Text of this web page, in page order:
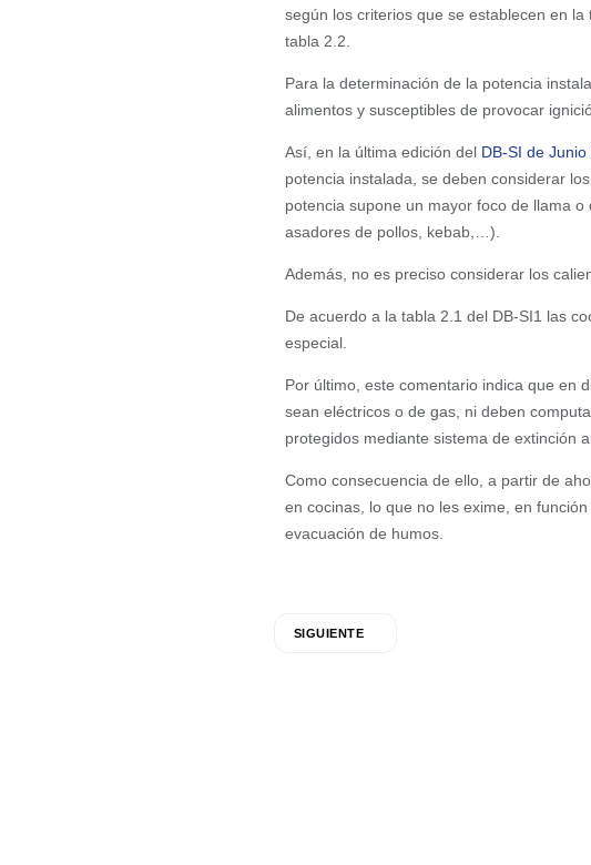
según los criterios que se establecen en
tabla 2.2.
Para la determinación de la potencia
alimentos y susceptibles de provocar
Así, en la última edición del DB-SI de Junio
potencia instalada, se deben considerar
potencia supone un mayor foco de llama
asadores de pollos, kebab,…).
Además, no es preciso considerar los
De acuerdo a la tabla 2.1 del DB-SI1 las
especial.
Por último, este comentario indica que en
sean eléctricos o de gas, ni deben
protegidos mediante sistema de extinción
Como consecuencia de ello, a partir de
en cocinas, lo que no les exime, en
evacuación de humos.
SIGUIENTE